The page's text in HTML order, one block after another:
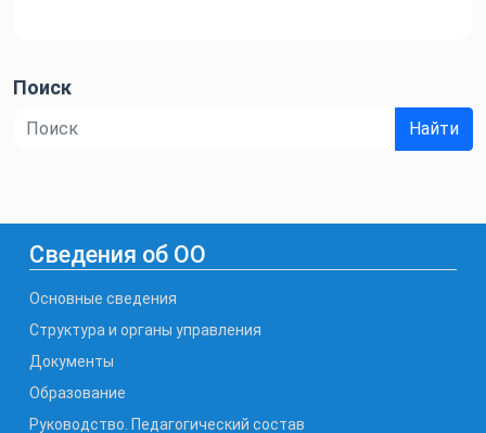
Поиск
Найти
Сведения об ОО
Основные сведения
Структура и органы управления
Документы
Образование
Руководство. Педагогический состав